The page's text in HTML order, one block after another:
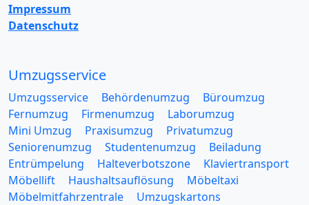
Impressum
Datenschutz
Umzugsservice
Umzugsservice Behördenumzug
Büroumzug
Fernumzug
Firmenumzug
Laborumzug
Mini Umzug
Praxisumzug
Privatumzug
Seniorenumzug
Studentenumzug
Beiladung
Entrümpelung
Halteverbotszone
Klaviertransport
Möbellift
Haushaltsauflösung
Möbeltaxi
Möbelmitfahrzentrale
Umzugskartons